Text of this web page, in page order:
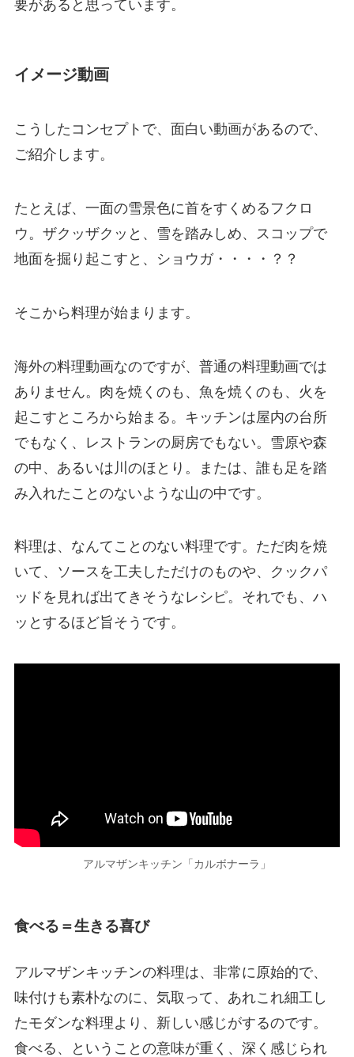
要があると思っています。
イメージ動画
こうしたコンセプトで、面白い動画があるので、
ご紹介します。
たとえば、一面の雪景色に首をすくめるフクロ
ウ。ザクッザクッと、雪を踏みしめ、スコップで
地面を掘り起こすと、ショウガ・・・・？？
そこから料理が始まります。
海外の料理動画なのですが、普通の料理動画では
ありません。肉を焼くのも、魚を焼くのも、火を
起こすところから始まる。キッチンは屋内の台所
でもなく、レストランの厨房でもない。雪原や森
の中、あるいは川のほとり。または、誰も足を踏
み入れたことのないような山の中です。
料理は、なんてことのない料理です。ただ肉を焼
いて、ソースを工夫しただけのものや、クックパ
ッドを見れば出てきそうなレシピ。それでも、ハ
ッとするほど旨そうです。
アルマザンキッチン「カルボナーラ」
食べる＝生きる喜び
アルマザンキッチンの料理は、非常に原始的で、
味付けも素朴なのに、気取って、あれこれ細工し
たモダンな料理より、新しい感じがするのです。
食べる、ということの意味が重く、深く感じられ